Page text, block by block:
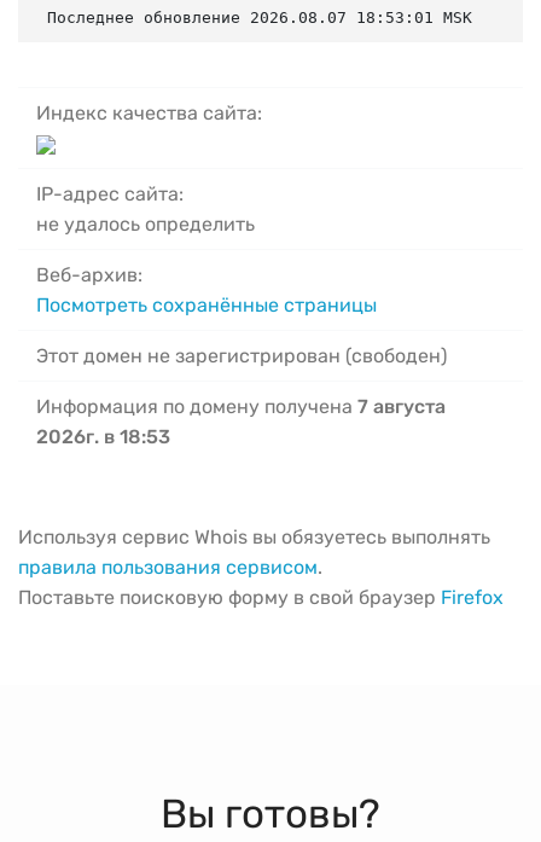
Последнее обновление 2026.08.07 18:53:01 MSK
Индекс качества сайта:
IP-адрес сайта:
не удалось определить
Веб-архив:
Посмотреть сохранённые страницы
Этот домен не зарегистрирован (свободен)
Информация по домену получена 7 августа
2026г. в 18:53
Используя сервис Whois вы обязуетесь выполнять
правила пользования сервисом.
Поставьте поисковую форму в свой браузер Firefox
Вы готовы?